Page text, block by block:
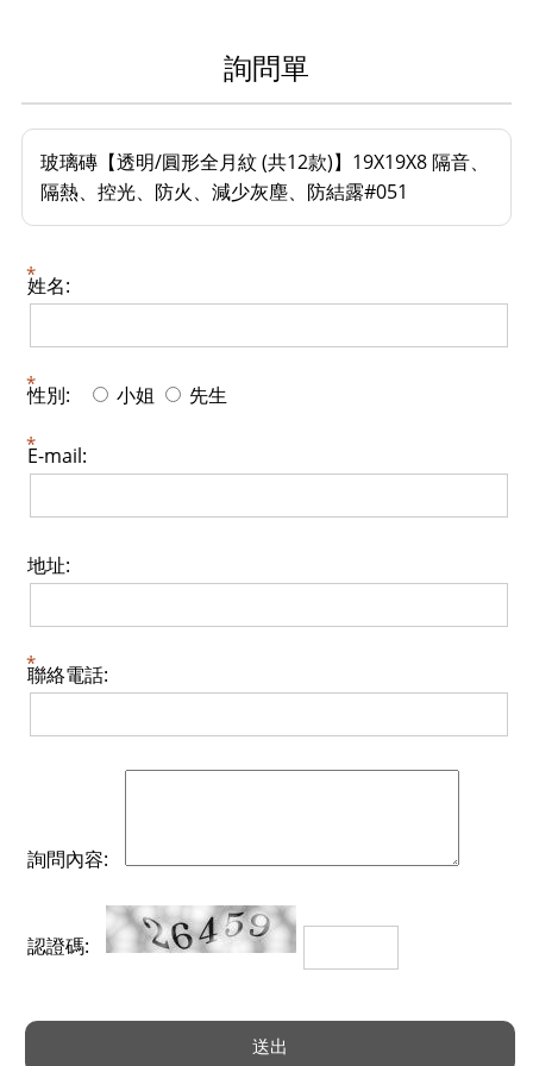
詢問單
玻璃磚【透明/圓形全月紋 (共12款)】19X19X8 隔音、
隔熱、控光、防火、減少灰塵、防結露#051
姓名:
性別: 小姐 先生
E-mail:
地址:
聯絡電話:
詢問內容:
認證碼: